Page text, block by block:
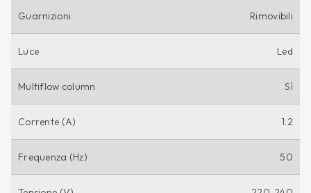
Guarnizioni Rimovibili
Luce Led
Multiflow column Sì
Corrente (A) 1.2
Frequenza (Hz) 50